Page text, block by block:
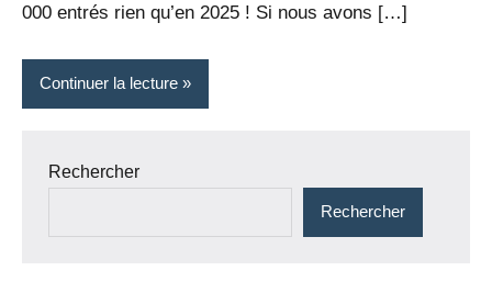
000 entrés rien qu’en 2025 ! Si nous avons […]
Continuer la lecture
Rechercher
Rechercher